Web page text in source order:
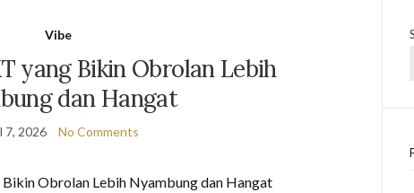
Vibe
yang Bikin Obrolan Lebih
dan Hangat
7, 2026 No Comments